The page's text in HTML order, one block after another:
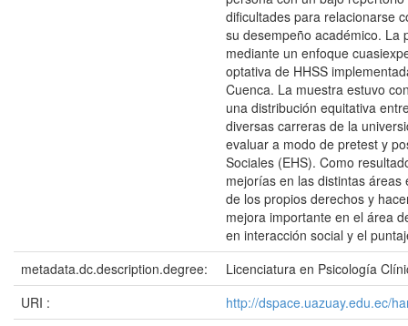
dificultades para relacionarse
su desempeño académico. La
mediante un enfoque
optativa de HHSS
Cuenca. La muestra estuvo
una distribución equitativa
diversas carreras de la
evaluar a modo de pretest y
Sociales (EHS). Como
mejorías en las distintas
de los propios derechos y
mejora importante en el área
en interacción social y el
metadata.dc.description.degree:
Licenciatura en Psicología
URI :
http://dspace.uazuay.edu.ec/